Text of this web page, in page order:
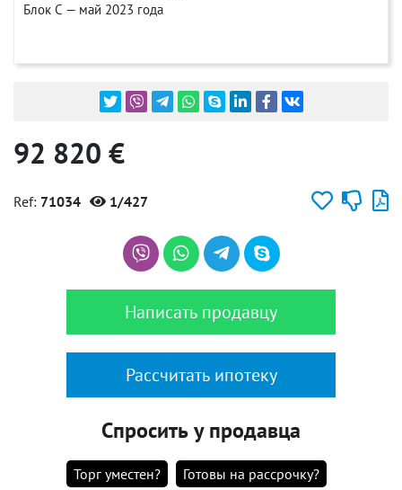
Блок С — май 2023 года
92 820 €
Ref: 71034 1/427
Написать продавцу
Рассчитать ипотеку
Спросить у продавца
Торг уместен?
Готовы на рассрочку?